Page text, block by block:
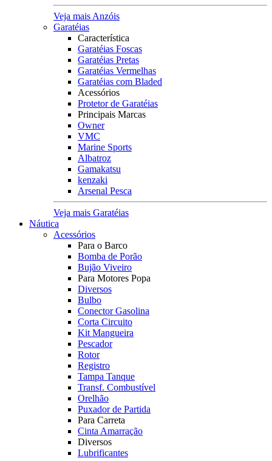
Veja mais Anzóis
Garatéias
Característica
Garatéias Foscas
Garatéias Pretas
Garatéias Vermelhas
Garatéias com Bladed
Acessórios
Protetor de Garatéias
Principais Marcas
Owner
VMC
Marine Sports
Albatroz
Gamakatsu
kenzaki
Arsenal Pesca
Veja mais Garatéias
Náutica
Acessórios
Para o Barco
Bomba de Porão
Bujão Viveiro
Para Motores Popa
Diversos
Bulbo
Conector Gasolina
Corta Circuito
Kit Mangueira
Pescador
Rotor
Registro
Tampa Tanque
Transf. Combustível
Orelhão
Puxador de Partida
Para Carreta
Cinta Amarração
Diversos
Lubrificantes